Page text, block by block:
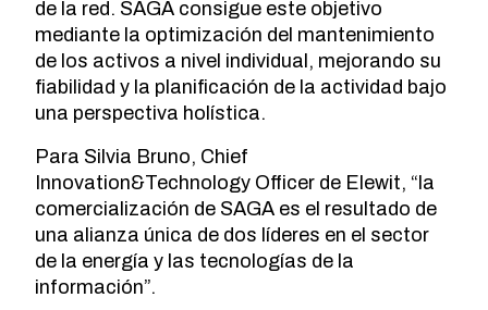
de la red. SAGA consigue este objetivo
mediante la optimización del mantenimiento
de los activos a nivel individual, mejorando su
fiabilidad y la planificación de la actividad bajo
una perspectiva holística.
Para Silvia Bruno, Chief
Innovation&Technology Officer de Elewit, “la
comercialización de SAGA es el resultado de
una alianza única de dos líderes en el sector
de la energía y las tecnologías de la
información”.